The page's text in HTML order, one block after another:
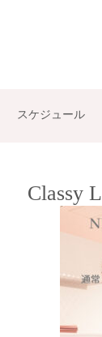
スケジュール
Classy